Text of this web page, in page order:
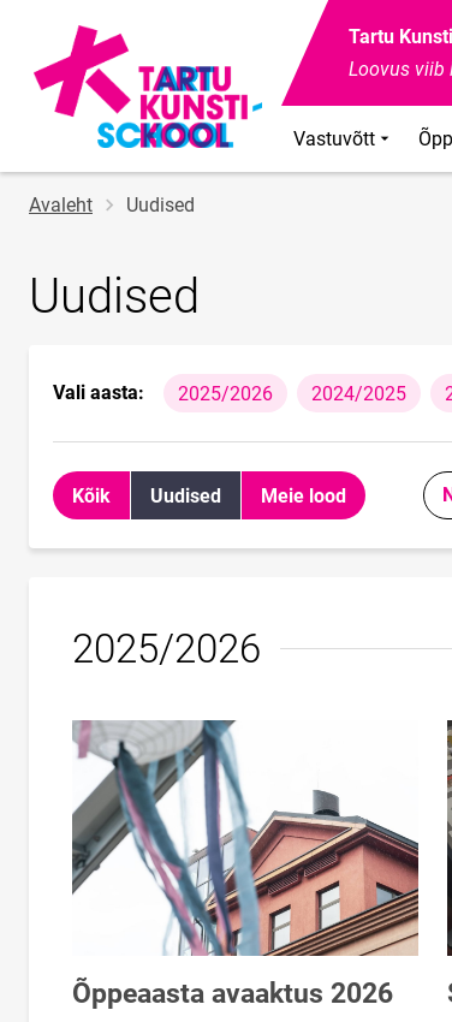
Tartu
Loovus viib
Vastuvõtt
Jälglink
Avaleht Uudised
Uudised
Vali aasta: 2025/2026 2024/2025
Kõik Uudised Meie lood
2025/2026
Õppeaasta avaaktus 2026